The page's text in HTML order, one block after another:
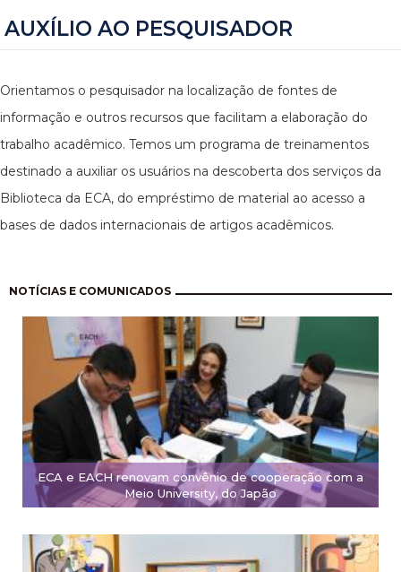
AUXÍLIO AO PESQUISADOR
Orientamos o pesquisador na localização de fontes de
informação e outros recursos que facilitam a elaboração do
trabalho acadêmico. Temos um programa de treinamentos
destinado a auxiliar os usuários na descoberta dos serviços da
Biblioteca da ECA, do empréstimo de material ao acesso a
bases de dados internacionais de artigos acadêmicos.
NOTÍCIAS E COMUNICADOS
ECA e EACH renovam convênio de cooperação com a
Meio University, do Japão
Paginação